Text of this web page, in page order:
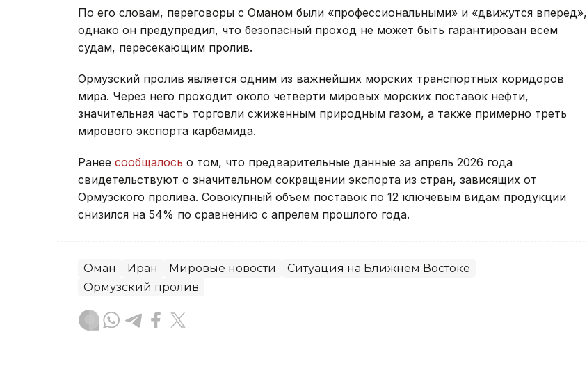
По его словам, переговоры с Оманом были «профессиональными» и «движутся вперед»,
однако он предупредил, что безопасный проход не может быть гарантирован всем
судам, пересекающим пролив.
Ормузский пролив является одним из важнейших морских транспортных коридоров
мира. Через него проходит около четверти мировых морских поставок нефти,
значительная часть торговли сжиженным природным газом, а также примерно треть
мирового экспорта карбамида.
Ранее сообщалось о том, что предварительные данные за апрель 2026 года
свидетельствуют о значительном сокращении экспорта из стран, зависящих от
Ормузского пролива. Совокупный объем поставок по 12 ключевым видам продукции
снизился на 54% по сравнению с апрелем прошлого года.
Оман Иран Мировые новости
Ситуация на Ближнем Востоке
Ормузский пролив